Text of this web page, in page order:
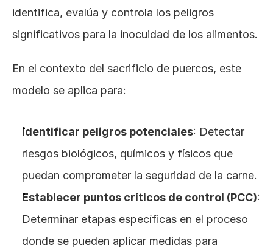
identifica, evalúa y controla los peligros
significativos para la inocuidad de los alimentos.
En el contexto del sacrificio de puercos, este
modelo se aplica para:
Identificar peligros potenciales: Detectar
riesgos biológicos, químicos y físicos que
puedan comprometer la seguridad de la carne.
Establecer puntos críticos de control (PCC):
Determinar etapas específicas en el proceso
donde se pueden aplicar medidas para